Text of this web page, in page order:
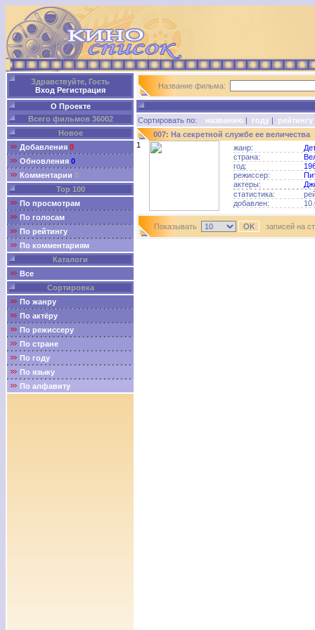
Здравствуйте, Гость
Вход Регистрация
О Проекте
Всего фильмов 36002
Новое
Добавления 0
Обновления 0
Комментарии 0
Top 100
По просмотрам
По голосам
По рейтингу
По комментариям
Каталоги
Все
Сортировка
По жанру
По актёру
По режиссеру
По стране
По году
По языку
По алфавиту
Название фильма:
Сортировать по: названию | году | рейтингу
007: На секретной службе ее величества
1
жанр:
страна:
год:
режиссер:
актеры:
статистика:
добавлен:
Показывать записей на